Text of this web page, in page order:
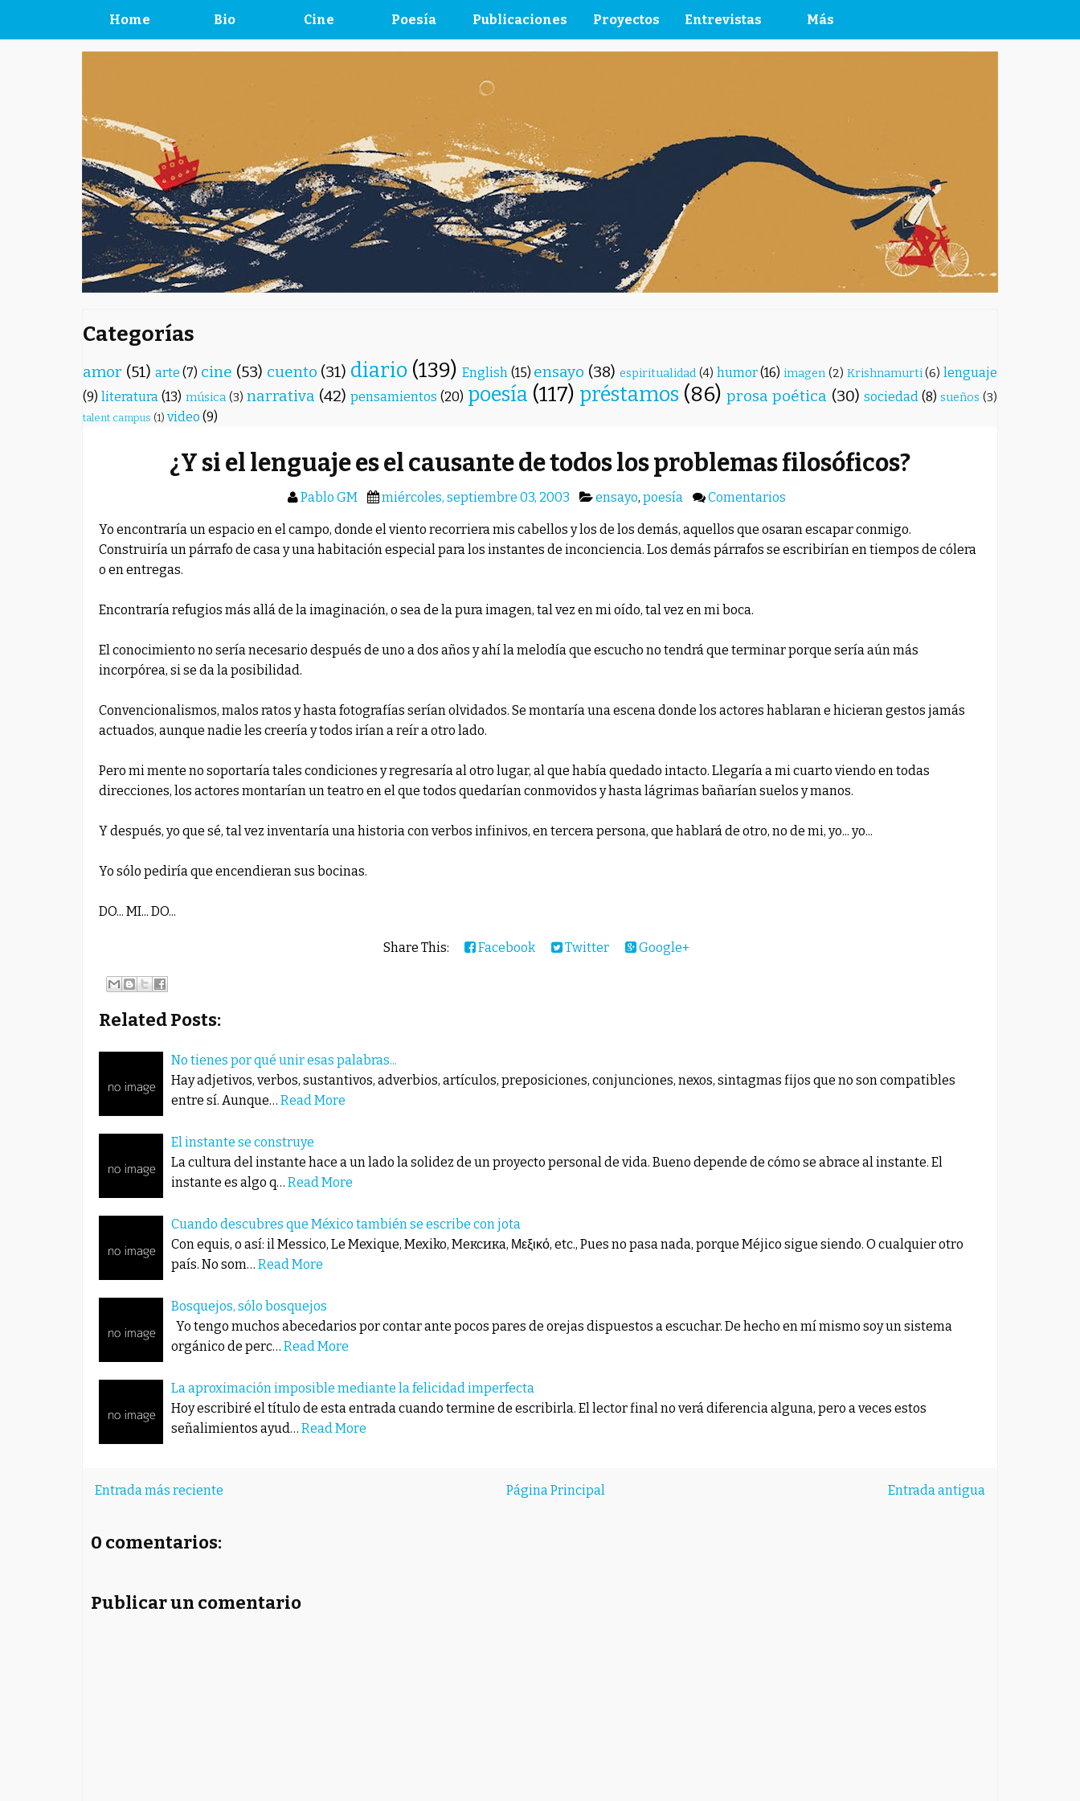
Home Bio Cine Poesía Publicaciones Proyectos Entrevistas Más
Categorías
amor (51) arte (7) cine (53) cuento (31) diario (139) English (15) ensayo (38) espiritualidad (4) humor(16) imagen (2) Krishnamurti (6) lenguaje
(9) literatura (13) música (3) narrativa (42) pensamientos (20) poesía (117) préstamos (86) prosa poética (30) sociedad (8) sueños (3)
talent campus (1) video (9)
¿Y si el lenguaje es el causante de todos los problemas filosóficos?
Pablo GM miércoles, septiembre 03, 2003 ensayo, poesía Comentarios
Yo encontraría un espacio en el campo, donde el viento recorriera mis cabellos y los de los demás, aquellos que osaran escapar conmigo.
Construiría un párrafo de casa y una habitación especial para los instantes de inconciencia. Los demás párrafos se escribirían en tiempos de cólera
o en entregas.
Encontraría refugios más allá de la imaginación, o sea de la pura imagen, tal vez en mi oído, tal vez en mi boca.
El conocimiento no sería necesario después de uno a dos años y ahí la melodía que escucho no tendrá que terminar porque sería aún más
incorpórea, si se da la posibilidad.
Convencionalismos, malos ratos y hasta fotografías serían olvidados. Se montaría una escena donde los actores hablaran e hicieran gestos jamás
actuados, aunque nadie les creería y todos irían a reír a otro lado.
Pero mi mente no soportaría tales condiciones y regresaría al otro lugar, al que había quedado intacto. Llegaría a mi cuarto viendo en todas
direcciones, los actores montarían un teatro en el que todos quedarían conmovidos y hasta lágrimas bañarían suelos y manos.
Y después, yo que sé, tal vez inventaría una historia con verbos infinivos, en tercera persona, que hablará de otro, no de mi, yo... yo...
Yo sólo pediría que encendieran sus bocinas.
DO... MI... DO...
Share This: Facebook Twitter Google+
Related Posts:
No tienes por qué unir esas palabras...
Hay adjetivos, verbos, sustantivos, adverbios, artículos, preposiciones, conjunciones, nexos, sintagmas fijos que no son compatibles
entre sí. Aunque… Read More
El instante se construye
La cultura del instante hace a un lado la solidez de un proyecto personal de vida. Bueno depende de cómo se abrace al instante. El
instante es algo q… Read More
Cuando descubres que México también se escribe con jota
Con equis, o así: il Messico, Le Mexique, Mexiko, Мексика, Μεξικό, etc., Pues no pasa nada, porque Méjico sigue siendo. O cualquier otro
país. No som… Read More
Bosquejos, sólo bosquejos
Yo tengo muchos abecedarios por contar ante pocos pares de orejas dispuestos a escuchar. De hecho en mí mismo soy un sistema
orgánico de perc… Read More
La aproximación imposible mediante la felicidad imperfecta
Hoy escribiré el título de esta entrada cuando termine de escribirla. El lector final no verá diferencia alguna, pero a veces estos
señalimientos ayud… Read More
Entrada más reciente Entrada antigua
Página Principal
0 comentarios:
Publicar un comentario